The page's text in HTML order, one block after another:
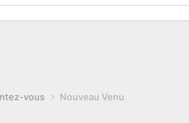
vous Nouveau Venu